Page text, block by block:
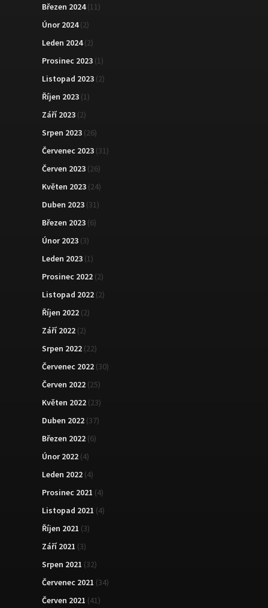
Březen 2024(11)
Únor 2024(2)
Leden 2024(2)
Prosinec 2023 (1)
Listopad 2023 (2)
Říjen 2023 (1)
Září 2023 (2)
Srpen 2023 (26)
Červenec 2023 (31)
Červen 2023 (26)
Květen 2023 (24)
Duben 2023 (31)
Březen 2023 (6)
Únor 2023 (3)
Leden 2023 (1)
Prosinec 2022 (2)
Listopad 2022 (2)
Říjen 2022 (2)
Září 2022 (2)
Srpen 2022 (22)
Červenec 2022 (30)
Červen 2022 (25)
Květen 2022 (23)
Duben 2022 (37)
Březen 2022 (6)
Únor 2022 (4)
Leden 2022 (4)
Prosinec 2021 (4)
Listopad 2021 (4)
Říjen 2021 (3)
Září 2021 (3)
Srpen 2021 (32)
Červenec 2021 (34)
Červen 2021 (41)